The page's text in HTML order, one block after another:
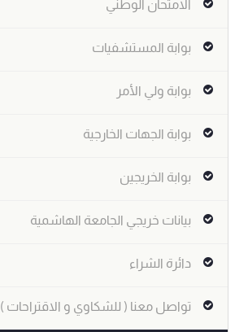
الامتحان الوطني
بوابة المستشفيات
بوابة ولي الأمر
بوابة الجهات الخارجية
بوابة الخريجين
بيانات خريجي الجامعة الهاشمية
دائرة الشراء
تواصل معنا ( للشكاوي و الاقتراحات )